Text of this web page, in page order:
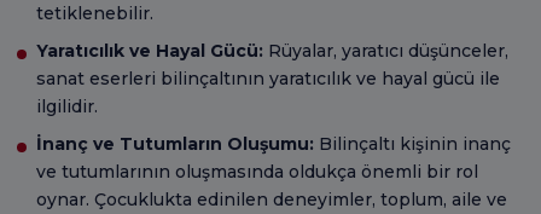
tetiklenebilir.
Yaratıcılık ve Hayal Gücü: Rüyalar, yaratıcı düşünceler,
sanat eserleri bilinçaltının yaratıcılık ve hayal gücü ile
ilgilidir.
İnanç ve Tutumların Oluşumu: Bilinçaltı kişinin inanç
ve tutumlarının oluşmasında oldukça önemli bir rol
oynar. Çocuklukta edinilen deneyimler, toplum, aile ve